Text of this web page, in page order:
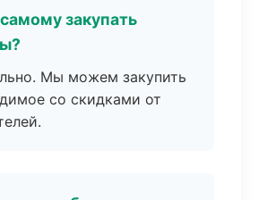
закупать
Мы можем закупить
со скидками от